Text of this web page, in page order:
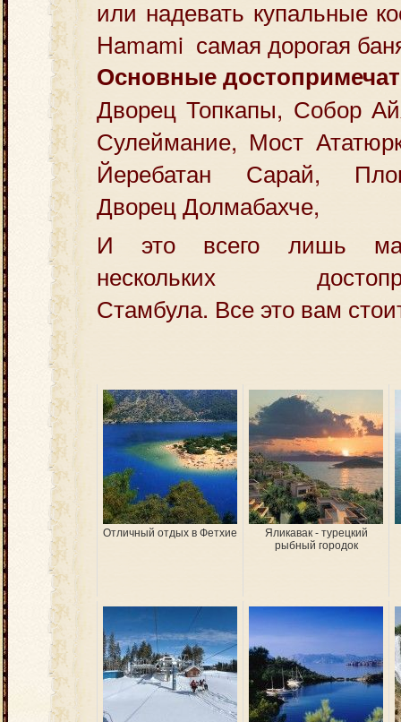
или надевать купальные
Hamami самая дорогая
Основные
Дворец Топкапы, Собор
Сулеймание, Мост
Йеребатан Сарай,
Дворец Долмабахче,
И это всего лишь
нескольких
Стамбула. Все это вам
Отличный отдых в Фетхие
Яликавак - турецкий
рыбный городок